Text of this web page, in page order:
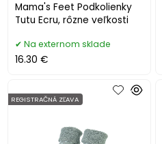
Mama's Feet Podkolienky
Tutu Ecru, rôzne veľkosti
Na externom sklade
16.30 €
REGISTRAČNÁ ZĽAVA